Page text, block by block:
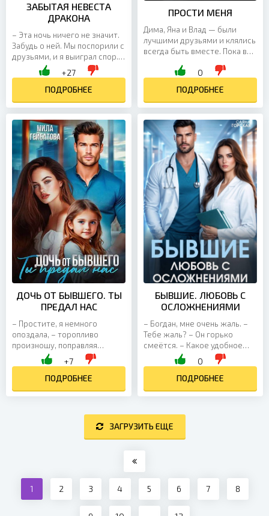
ЗАБЫТАЯ НЕВЕСТА
ДРАКОНА
– Эта ночь ничего не значит.
Забудь о ней. Мы поспорили с
друзьями, и я выиграл спор.
На тебя. Ты же не думала, что
такая оборванка, как ты,
сможет...
+27
ПОДРОБНЕЕ
ПРОСТИ МЕНЯ
Дима, Яна и Влад — были
лучшими друзьями и клялись
всегда быть вместе. Пока в
чувства. Много лет назад, на
0
ПОДРОБНЕЕ
ДОЧЬ ОТ БЫВШЕГО. ТЫ
ПРЕДАЛ НАС
– Простите, я немного
опоздала, – торопливо
произношу, поправляя
пиджак после быстрой
ходьбы, – ждала няню, она
задержалась. – Ничего
страшного, –...
+7
ПОДРОБНЕЕ
БЫВШИЕ. ЛЮБОВЬ С
ОСЛОЖНЕНИЯМИ
– Богдан, мне очень жаль. –
Тебе жаль? – Он горько
смеётся. – Какое удобное
слово! Думаешь, им можно
прикрыть что угодно? Что ж,
совет вам да любовь....
0
ПОДРОБНЕЕ
ЗАГРУЗИТЬ ЕЩЕ
1 2 3 4 5 6 7 8